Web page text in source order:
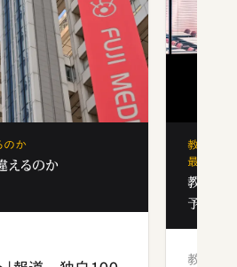
のか
えるのか
教育の地
最新勢力
教育の
予備校
教育